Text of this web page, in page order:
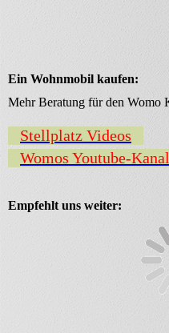
Ein Wohnmobil kaufen:
Mehr Beratung für den Womo
Stellplatz Videos
Womos Youtube-Kanal
Empfehlt uns weiter: